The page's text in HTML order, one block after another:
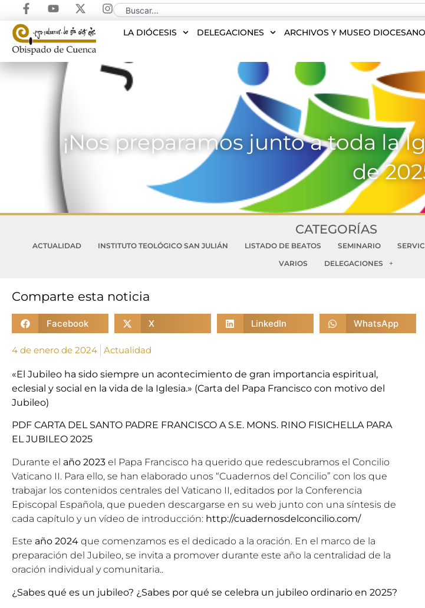
LA DIÓCESIS DELEGACIONES ARCHIVOS Y MUSEO DIOCESANO
¡Nos preparamos junto a toda la
de
CATEGORÍAS
ACTUALIDAD INSTITUTO TEOLÓGICO SAN JULIÁN LISTADO DE BEATOS SEMINARIO
VARIOS
DELEGACIONES
Comparte esta noticia
Facebook X LinkedIn WhatsApp
4 de enero de 2024 Actualidad
«El Jubileo ha sido siempre un acontecimiento de gran importancia espiritual,
eclesial y social en la vida de la Iglesia.» (Carta del Papa Francisco con motivo del
Jubileo)
PDF CARTA DEL SANTO PADRE FRANCISCO A S.E. MONS. RINO FISICHELLA PARA
EL JUBILEO 2025
Durante el año 2023 el Papa Francisco ha querido que redescubramos el Concilio
Vaticano II. Para ello, se han elaborado unos “Cuadernos del Concilio” con los que
trabajar los contenidos centrales del Vaticano II, editados por la Conferencia
Episcopal Española, que pueden descargarse en su web junto con una síntesis de
cada capítulo y un vídeo de introducción: http://cuadernosdelconcilio.com/
Este año 2024 que comenzamos es el dedicado a la oración. En el marco de la
preparación del Jubileo, se invita a promover durante este año la centralidad de la
oración individual y comunitaria..
¿Sabes qué es un jubileo? ¿Sabes por qué se celebra un jubileo ordinario en 2025?